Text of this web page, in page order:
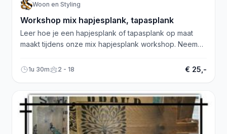
Woon en Styling
Workshop mix hapjesplank, tapasplank
Leer hoe je een hapjesplank of tapasplank op maat
maakt tijdens onze mix hapjesplank workshop. Neem
1u 30m 2 - 18 € 25,-